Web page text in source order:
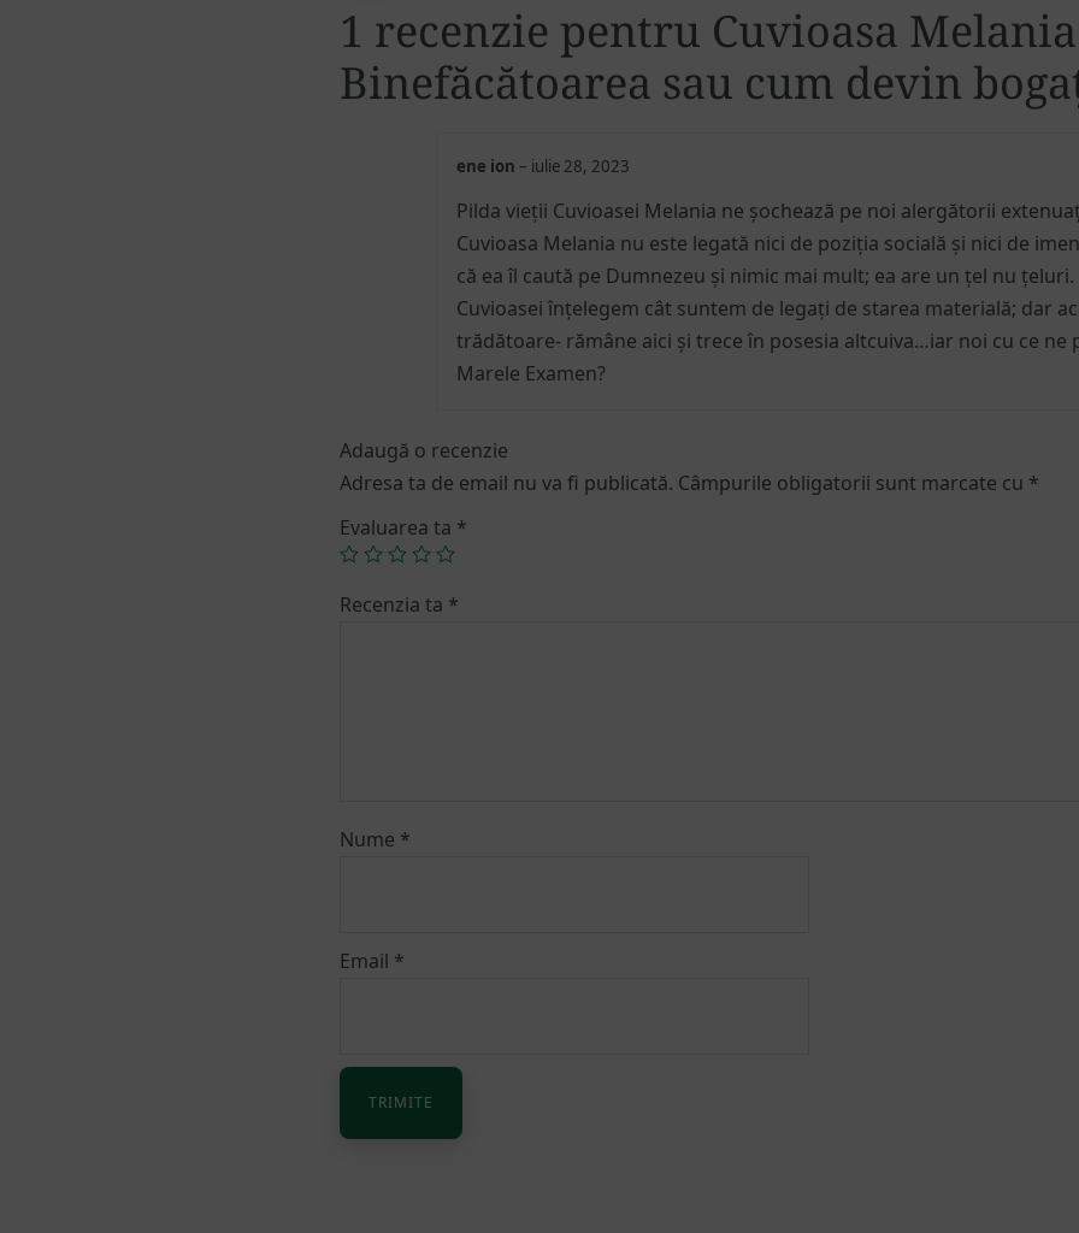
1 recenzie pentru Cuvioasa
Binefăcătoarea sau cum devin
ene ion – iulie 28, 2023
Pilda vieţii Cuvioasei Melania ne şochează pe noi alergătorii
Cuvioasa Melania nu este legată nici de poziţia socială şi nici de
că ea îl caută pe Dumnezeu şi nimic mai mult; ea are un ţel nu
Cuvioasei înţelegem cât suntem de legaţi de starea materială; dar
trădătoare- rămâne aici şi trece în posesia altcuiva…iar noi cu ce ne
Marele Examen?
Adaugă o recenzie
Adresa ta de email nu va fi publicată. Câmpurile obligatorii sunt marcate cu *
Evaluarea ta *
Recenzia ta *
Nume *
Email *